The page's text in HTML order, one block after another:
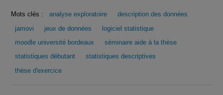
Mots clés : analyse exploratoire
description des données
jamovi
jeux de données
logiciel statistique
moodle université bordeaux
séminaire aide à la thèse
statistiques débutant
statistiques descriptives
thèse d'exercice